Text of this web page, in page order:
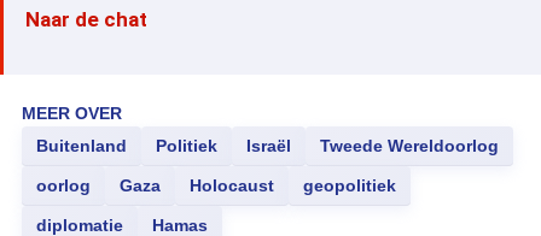
Naar de chat
MEER OVER
Buitenland
Politiek Israël Tweede Wereldoorlog
oorlog Gaza Holocaust geopolitiek
diplomatie Hamas